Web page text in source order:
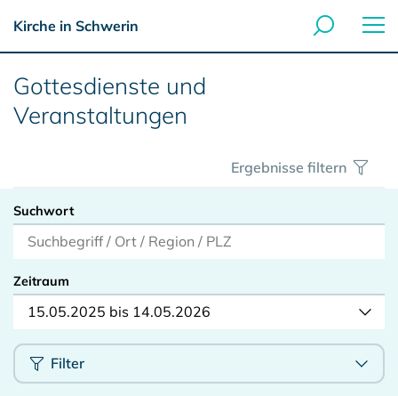
Kirche in Schwerin
Gottesdienste und
Veranstaltungen
Ergebnisse filtern
Suchwort
Zeitraum
15.05.2025 bis 14.05.2026
Filter